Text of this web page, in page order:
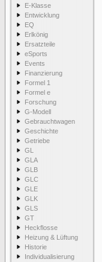
E-Klasse
Entwicklung
EQ
Erlkönig
Ersatzteile
eSports
Events
Finanzierung
Formel 1
Formel e
Forschung
G-Modell
Gebrauchtwagen
Geschichte
Getriebe
GL
GLA
GLB
GLC
GLE
GLK
GLS
GT
Heckflosse
Heizung & Lüftung
Historie
Individualisierung